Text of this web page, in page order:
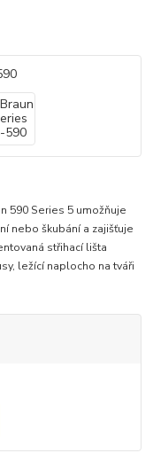
590 Series 5 umožňuje
nebo škubání a zajišťuje
střihací lišta
ležící naplocho na tváři